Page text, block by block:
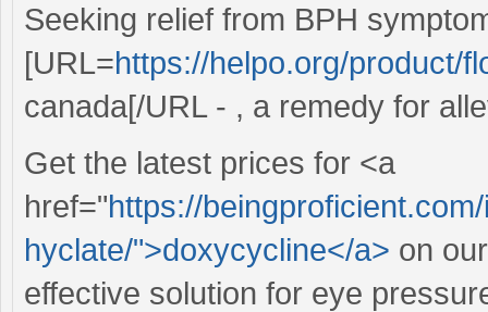
Seeking relief from BPH
[URL=https://helpo.org/product/
canada[/URL - , a remedy for
Get the latest prices for <a
href="https://
hyclate/">doxycycline</a> on
effective solution for eye